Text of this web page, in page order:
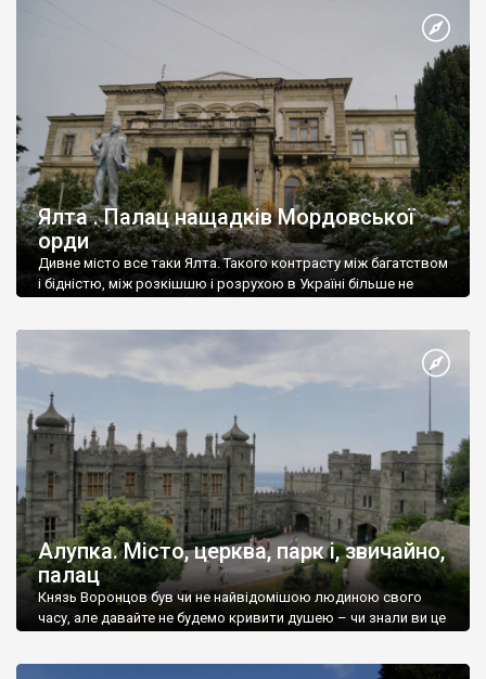
Ялта . Палац нащадків Мордовської
орди
Дивне місто все таки Ялта. Такого контрасту між багатством
і бідністю, між розкішшю і розрухою в Україні більше не
Алупка. Місто, церква, парк і, звичайно,
палац
Князь Воронцов був чи не найвідомішою людиною свого
часу, але давайте не будемо кривити душею – чи знали ви це